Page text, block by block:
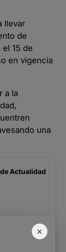
×
llevar
de
15 de
en vigencia
a la
una
Actualidad